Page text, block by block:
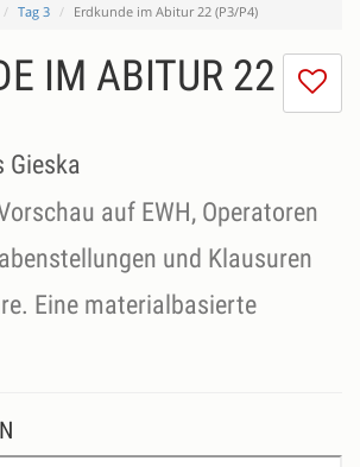
Tag 3 Erdkunde im Abitur 22 (P3/P4)
I
IM ABITUR 22
Gieska
auf EWH, Operatoren
und Klausuren
Eine materialbasierte